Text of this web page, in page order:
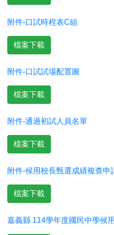
附件-口試時程表C組
檔案下載
附件-口試試場配置圖
檔案下載
附件-通過初試人員名單
檔案下載
附件-候用校長甄選成績複查申
檔案下載
嘉義縣 114學年度國民中學候